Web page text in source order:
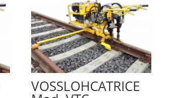
VOSSLOHCATRICE